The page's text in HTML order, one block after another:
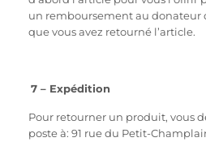
un remboursement au donateur
que vous avez retourné l’article.
7 – Expédition
Pour retourner un produit, vous
poste à: 91 rue du Petit-